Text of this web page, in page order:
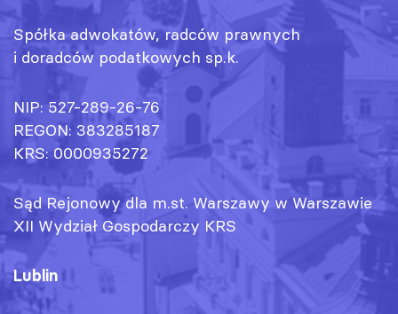
Spółka adwokatów, radców prawnych
i doradców podatkowych sp.k.
NIP: 527-289-26-76
REGON: 383285187
KRS: 0000935272
Sąd Rejonowy dla m.st. Warszawy w Warszawie
XII Wydział Gospodarczy KRS
Lublin